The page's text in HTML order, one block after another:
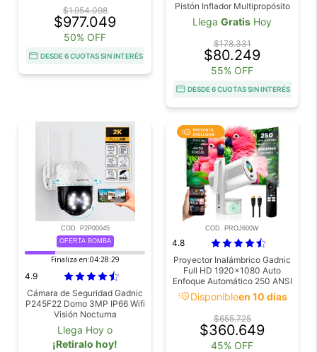
$1.954.098
$977.049
50% OFF
DESDE 6 CUOTAS SIN INTERÉS
Pistón Inflador Multipropósito
Llega Gratis Hoy
$178.331
$80.249
55% OFF
DESDE 6 CUOTAS SIN INTERÉS
COD. P2P00045
OFERTA BOMBA
Finaliza en:04:28:27
4.9
Cámara de Seguridad Gadnic
P245F22 Domo 3MP IP66 Wifi
Visión Nocturna
Llega Hoy o
¡Retiralo hoy!
COD. PROJ600W
4.8
Proyector Inalámbrico Gadnic
Full HD 1920x1080 Auto
Enfoque Automático 250 ANSI
Lumenes
acuteDisponibleen 10 días
$655.725
$360.649
45% OFF